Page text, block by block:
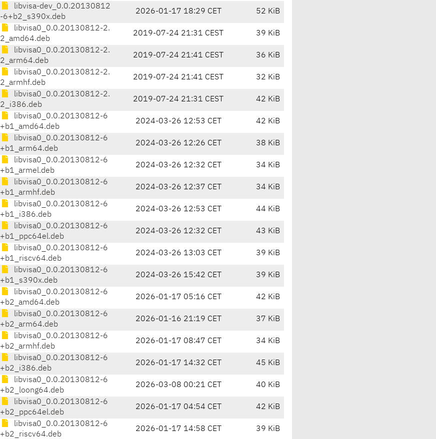
libvisa-dev_0.0.20130812
-6+b2_s390x.deb
2026-01-17 18:29 CET 52 KiB
libvisa0_0.0.20130812-2.
2_amd64.deb
2019-07-24 21:31 CEST 39 KiB
libvisa0_0.0.20130812-2.
2_arm64.deb
2019-07-24 21:41 CEST 36 KiB
libvisa0_0.0.20130812-2.
2_armhf.deb
2019-07-24 21:41 CEST 32 KiB
libvisa0_0.0.20130812-2.
2_i386.deb
2019-07-24 21:31 CEST 42 KiB
libvisa0_0.0.20130812-6
+b1_amd64.deb
2024-03-26 12:53 CET 42 KiB
libvisa0_0.0.20130812-6
+b1_arm64.deb
2024-03-26 12:26 CET 38 KiB
libvisa0_0.0.20130812-6
+b1_armel.deb
2024-03-26 12:32 CET 34 KiB
libvisa0_0.0.20130812-6
+b1_armhf.deb
2024-03-26 12:37 CET 34 KiB
libvisa0_0.0.20130812-6
+b1_i386.deb
2024-03-26 12:53 CET 44 KiB
libvisa0_0.0.20130812-6
+b1_ppc64el.deb
2024-03-26 12:32 CET 43 KiB
libvisa0_0.0.20130812-6
+b1_riscv64.deb
2024-03-26 13:03 CET 39 KiB
libvisa0_0.0.20130812-6
+b1_s390x.deb
2024-03-26 15:42 CET 39 KiB
libvisa0_0.0.20130812-6
+b2_amd64.deb
2026-01-17 05:16 CET 42 KiB
libvisa0_0.0.20130812-6
+b2_arm64.deb
2026-01-16 21:19 CET 37 KiB
libvisa0_0.0.20130812-6
+b2_armhf.deb
2026-01-17 08:47 CET 34 KiB
libvisa0_0.0.20130812-6
+b2_i386.deb
2026-01-17 14:32 CET 45 KiB
libvisa0_0.0.20130812-6
+b2_loong64.deb
2026-03-08 00:21 CET 40 KiB
libvisa0_0.0.20130812-6
+b2_ppc64el.deb
2026-01-17 04:54 CET 42 KiB
libvisa0_0.0.20130812-6
+b2_riscv64.deb
2026-01-17 14:58 CET 39 KiB